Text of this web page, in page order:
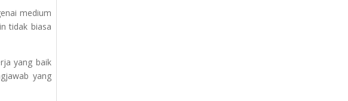
medium
tidak biasa
yang baik
yang